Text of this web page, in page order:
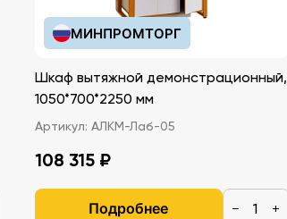
МИНПРОМТОРГ
Шкаф вытяжной демонстрационный,
1050*700*2250 мм
Артикул: АЛКМ-Лаб-05
108 315 ₽
Подробнее − +